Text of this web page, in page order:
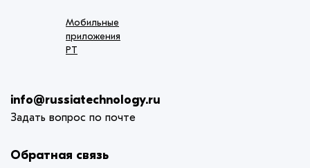
Мобильные
приложения
РТ
info@russiatechnology.ru
Задать вопрос по почте
Обратная связь